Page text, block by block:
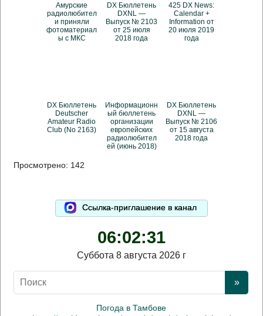
Амурские
радиолюбител
и приняли
фотоматериал
ы с МКС
DX Бюллетень
DXNL —
Выпуск № 2103
от 25 июля
2018 года
425 DX News:
Calendar +
Information от
20 июля 2019
года
DX Бюллетень
Deutscher
Amateur Radio
Club (No 2163)
Информационн
ый бюллетень
организации
европейских
радиолюбител
ей (июнь 2018)
DX Бюллетень
DXNL —
Выпуск № 2106
от 15 августа
2018 года
Просмотрено: 142
Ссылка-приглашение в канал
06:02:32
Суббота 8 августа 2026 г
Погода в Тамбове